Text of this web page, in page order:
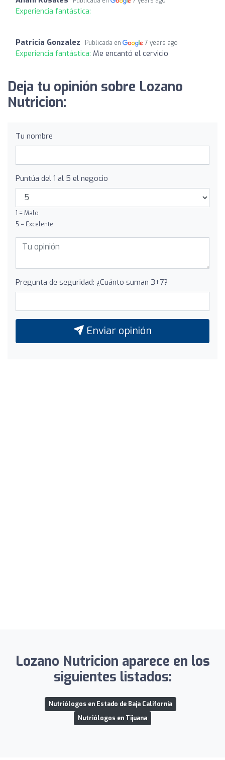
Experiencia fantástica:
Patricia Gonzalez Publicada en 7 years ago
Experiencia fantástica: Me encantó el cervicio
Deja tu opinión sobre Lozano
Nutricion:
Tu nombre
Puntúa del 1 al 5 el negocio
1 = Malo
5 = Excelente
Pregunta de seguridad: ¿Cuánto suman 3+7?
Enviar opinión
Lozano Nutricion aparece en los
siguientes listados:
Nutriólogos en Estado de Baja California
Nutriólogos en Tijuana